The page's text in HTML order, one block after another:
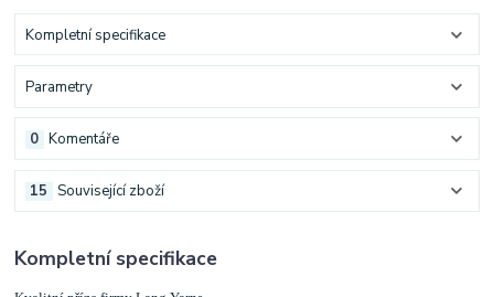
Kompletní specifikace
Parametry
Komentáře
0
Související zboží
15
Kompletní specifikace